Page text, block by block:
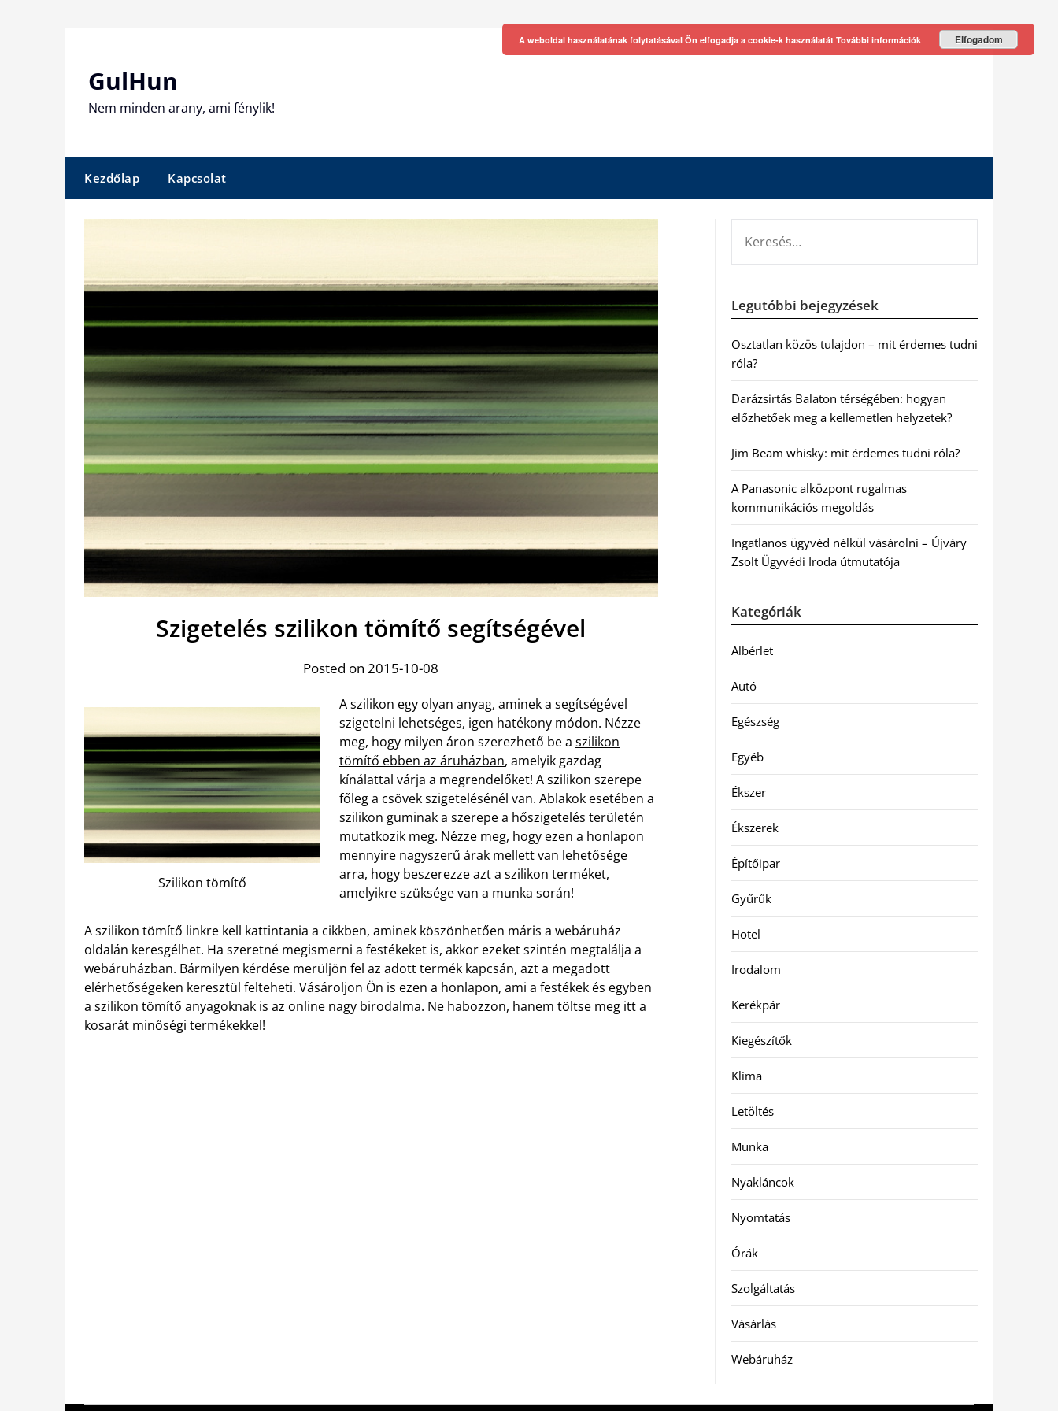
GulHun
Nem minden arany, ami fénylik!
Kezdőlap Kapcsolat
Szigetelés szilikon tömítő segítségével
Posted on 2015-10-08
Szilikon tömítő
A szilikon egy olyan anyag, aminek a segítségével
szigetelni lehetséges, igen hatékony módon. Nézze
meg, hogy milyen áron szerezhető be a szilikon
tömítő ebben az áruházban, amelyik gazdag
kínálattal várja a megrendelőket! A szilikon szerepe
főleg a csövek szigetelésénél van. Ablakok esetében a
szilikon guminak a szerepe a hőszigetelés területén
mutatkozik meg. Nézze meg, hogy ezen a honlapon
mennyire nagyszerű árak mellett van lehetősége
arra, hogy beszerezze azt a szilikon terméket,
amelyikre szüksége van a munka során!
A szilikon tömítő linkre kell kattintania a cikkben, aminek köszönhetően máris a webáruház
oldalán keresgélhet. Ha szeretné megismerni a festékeket is, akkor ezeket szintén megtalálja a
webáruházban. Bármilyen kérdése merüljön fel az adott termék kapcsán, azt a megadott
elérhetőségeken keresztül felteheti. Vásároljon Ön is ezen a honlapon, ami a festékek és egyben
a szilikon tömítő anyagoknak is az online nagy birodalma. Ne habozzon, hanem töltse meg itt a
kosarát minőségi termékekkel!
Legutóbbi bejegyzések
Osztatlan közös tulajdon – mit érdemes tudni
róla?
Darázsirtás Balaton térségében: hogyan
előzhetőek meg a kellemetlen helyzetek?
Jim Beam whisky: mit érdemes tudni róla?
A Panasonic alközpont rugalmas
kommunikációs megoldás
Ingatlanos ügyvéd nélkül vásárolni – Újváry
Zsolt Ügyvédi Iroda útmutatója
Kategóriák
Albérlet
Autó
Egészség
Egyéb
Ékszer
Ékszerek
Építőipar
Gyűrűk
Hotel
Irodalom
Kerékpár
Kiegészítők
Klíma
Letöltés
Munka
Nyakláncok
Nyomtatás
Órák
Szolgáltatás
Vásárlás
Webáruház
A weboldal használatának folytatásával Ön elfogadja a cookie-k használatát További információk Elfogadom